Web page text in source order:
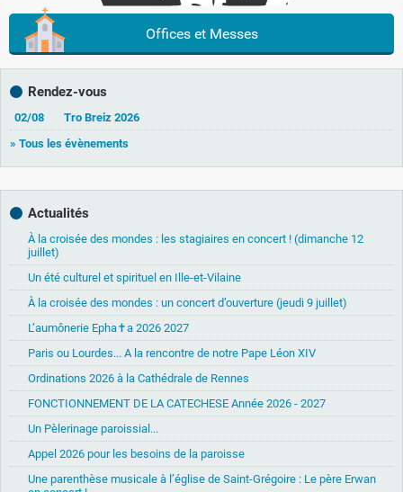
Offices et Messes
Rendez-vous
02/08
Tro Breiz 2026
» Tous les évènements
Actualités
À la croisée des mondes : les stagiaires en concert ! (dimanche 12
juillet)
Un été culturel et spirituel en Ille-et-Vilaine
À la croisée des mondes : un concert d’ouverture (jeudi 9 juillet)
L’aumônerie Epha✝a 2026 2027
Paris ou Lourdes... A la rencontre de notre Pape Léon XIV
Ordinations 2026 à la Cathédrale de Rennes
FONCTIONNEMENT DE LA CATECHESE Année 2026 - 2027
Un Pèlerinage paroissial...
Appel 2026 pour les besoins de la paroisse
Une parenthèse musicale à l’église de Saint-Grégoire : Le père Erwan